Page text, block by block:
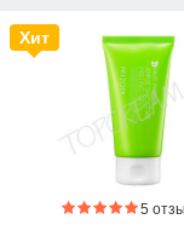
5
Хит